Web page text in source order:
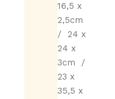
16,5 x
2,5cm
/ 24 x
24 x
3cm /
23 x
35,5 x